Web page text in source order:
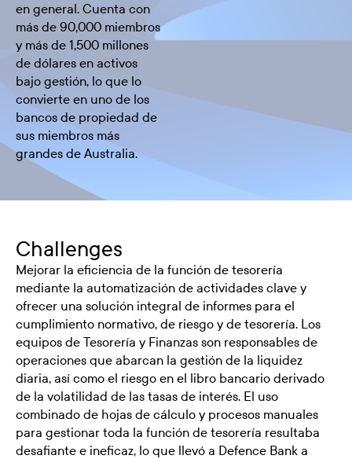
en general. Cuenta con
más de 90,000 miembros
y más de 1,500 millones
de dólares en activos
bajo gestión, lo que lo
convierte en uno de los
bancos de propiedad de
sus miembros más
grandes de Australia.
Challenges
Mejorar la eficiencia de la función de tesorería
mediante la automatización de actividades clave y
ofrecer una solución integral de informes para el
cumplimiento normativo, de riesgo y de tesorería. Los
equipos de Tesorería y Finanzas son responsables de
operaciones que abarcan la gestión de la liquidez
diaria, así como el riesgo en el libro bancario derivado
de la volatilidad de las tasas de interés. El uso
combinado de hojas de cálculo y procesos manuales
para gestionar toda la función de tesorería resultaba
desafiante e ineficaz, lo que llevó a Defence Bank a